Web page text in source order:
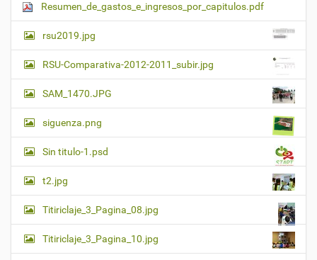
Resumen_de_gastos_e_ingresos_por_capitulos.pdf
rsu2019.jpg
RSU-Comparativa-2012-2011_subir.jpg
SAM_1470.JPG
siguenza.png
Sin titulo-1.psd
t2.jpg
Titiriclaje_3_Pagina_08.jpg
Titiriclaje_3_Pagina_10.jpg